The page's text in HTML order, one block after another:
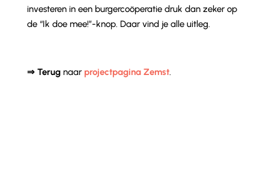
investeren in een burgercoöperatie druk dan zeker op
de “Ik doe mee!”-knop. Daar vind je alle uitleg.
⇒ Terugnaar projectpagina Zemst.